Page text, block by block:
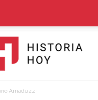
Historia
Amaduzzi